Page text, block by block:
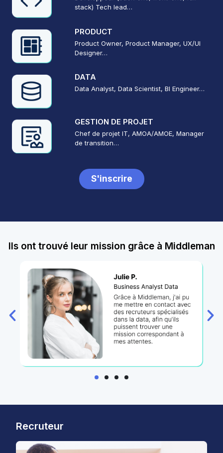
stack) Tech lead…
PRODUCT
Product Owner, Product Manager, UX/UI
Designer…
DATA
Data Analyst, Data Scientist, BI Engineer…
GESTION DE PROJET
Chef de projet IT, AMOA/AMOE, Manager
de transition…
S'inscrire
Ils ont trouvé leur mission grâce à Middleman
Recruteur